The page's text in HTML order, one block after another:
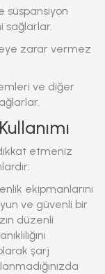
süspansiyon
sağlarlar.
zarar vermez
ve diğer
etmeniz
ekipmanlarını
ve güvenli bir
düzenli
şarj